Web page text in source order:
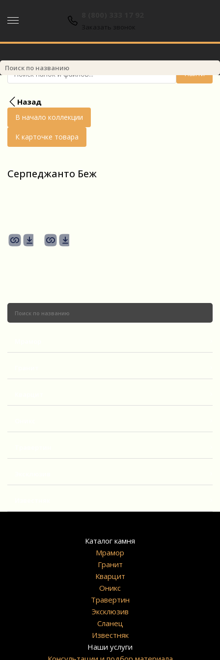
Заказать звонок
Найти
Назад
В начало коллекции
К карточке товара
Серпеджанто Беж
22347-
2460х1370x20.jpg
22353-
2460х1370x20.jpg
Каталог камня
Мрамор
Гранит
Кварцит
Оникс
Травертин
Эксклюзив
Сланец
Известняк
Наши услуги